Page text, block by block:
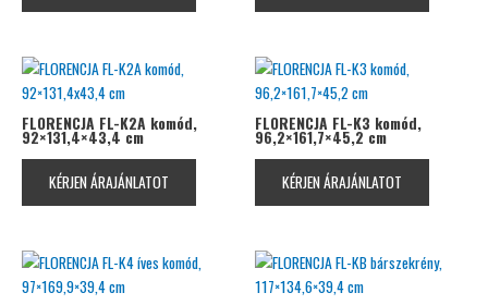
FLORENCJA FL-K2A komód,
92×131,4×43,4 cm
KÉRJEN ÁRAJÁNLATOT
FLORENCJA FL-K3 komód,
96,2×161,7×45,2 cm
KÉRJEN ÁRAJÁNLATOT